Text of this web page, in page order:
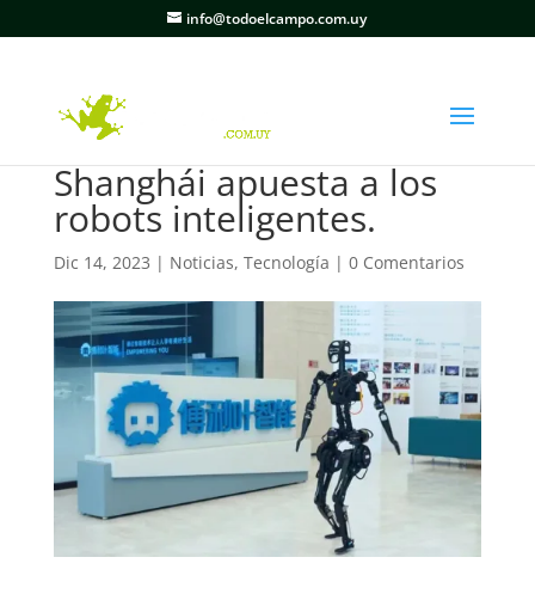
info@todoelcampo.com.uy
Shanghái apuesta a los
robots inteligentes.
Dic 14, 2023 | Noticias, Tecnología | 0 Comentarios